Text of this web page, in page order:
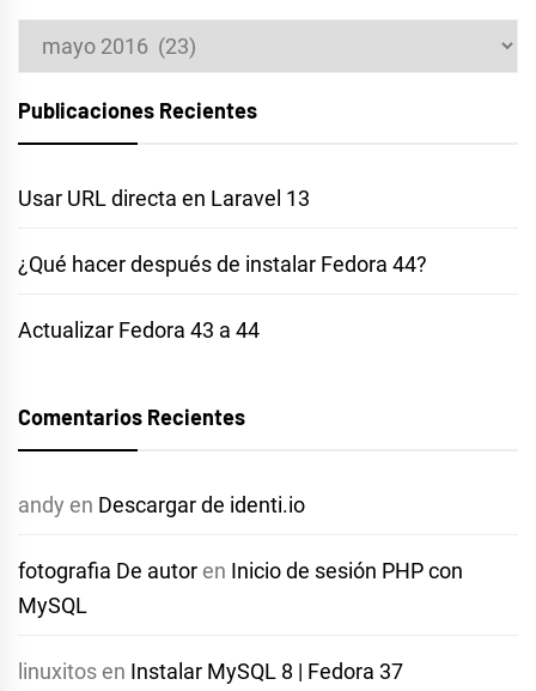
Publicaciones Recientes
Usar URL directa en Laravel 13
¿Qué hacer después de instalar Fedora 44?
Actualizar Fedora 43 a 44
Comentarios Recientes
andy en Descargar de identi.io
fotografia De autor en Inicio de sesión PHP con
MySQL
linuxitos en Instalar MySQL 8 | Fedora 37